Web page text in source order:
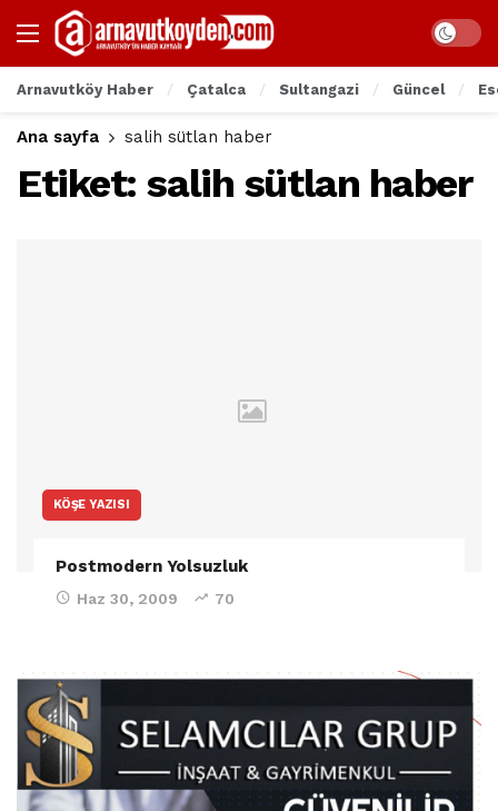
Arnavutköy Haber Çatalca Sultangazi Güncel
Ana sayfa salih sütlan haber
Etiket: salih sütlan haber
KÖŞE YAZISI
Postmodern Yolsuzluk
Haz 30, 2009 70